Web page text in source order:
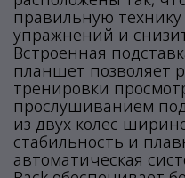
правильную
упражнений и
Встроенная
планшет позволяет
тренировки
прослушиванием
из двух колес
стабильность и
автоматическая